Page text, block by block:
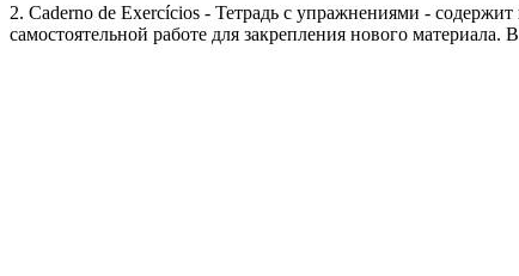
2. Caderno de Exercícios - Тетрадь с упражнениями -
самостоятельной работе для закрепления нового